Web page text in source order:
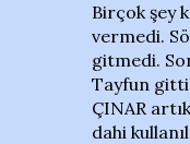
Birçok şey
vermedi.
gitmedi.
Tayfun
ÇINAR
dahi